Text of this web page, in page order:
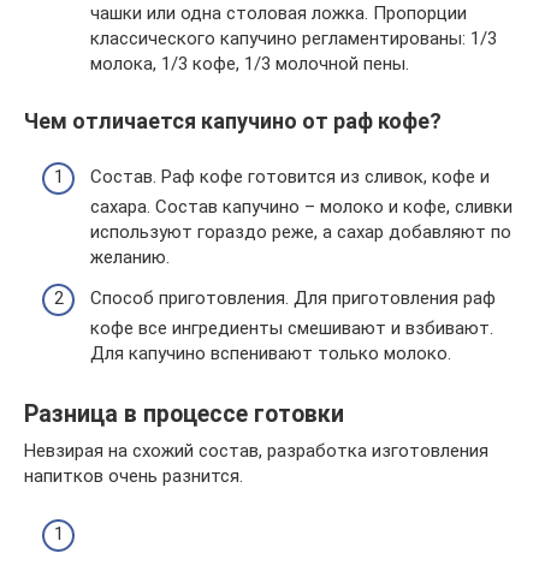
чашки или одна столовая ложка. Пропорции
классического капучино регламентированы: 1/3
молока, 1/3 кофе, 1/3 молочной пены.
Чем отличается капучино от раф кофе?
Состав. Раф кофе готовится из сливок, кофе и
сахара. Состав капучино – молоко и кофе, сливки
используют гораздо реже, а сахар добавляют по
желанию.
Способ приготовления. Для приготовления раф
кофе все ингредиенты смешивают и взбивают.
Для капучино вспенивают только молоко.
Разница в процессе готовки
Невзирая на схожий состав, разработка изготовления
напитков очень разнится.